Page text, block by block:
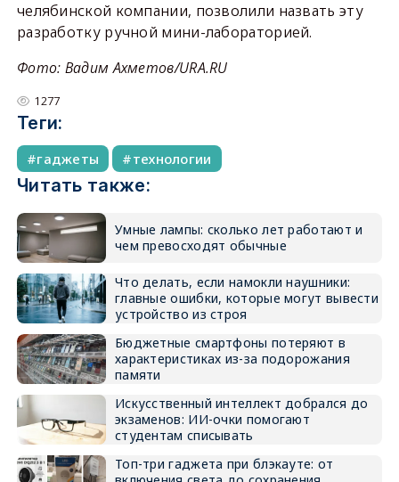
челябинской компании, позволили назвать эту
разработку ручной мини-лабораторией.
Фото: Вадим Ахметов/URA.RU
1277
Теги:
гаджеты технологии
Читать также:
Умные лампы: сколько лет работают и
чем превосходят обычные
Что делать, если намокли наушники:
главные ошибки, которые могут вывести
устройство из строя
Бюджетные смартфоны потеряют в
характеристиках из-за подорожания
памяти
Искусственный интеллект добрался до
экзаменов: ИИ-очки помогают
студентам списывать
Топ-три гаджета при блэкауте: от